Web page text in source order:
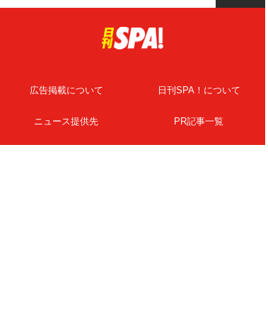
広告掲載について 日刊SPA！について
ニュース提供先 PR記事一覧